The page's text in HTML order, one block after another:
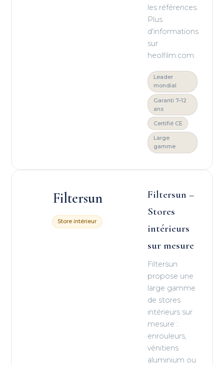
les références.
Plus
d'informations
sur
heolfilm.com.
Leader
mondial
Garanti 7–12
ans
Certifié CE
Large
gamme
Filtersun
Store intérieur
Filtersun –
Stores
intérieurs
sur mesure
Filtersun
propose une
large gamme
de stores
intérieurs sur
mesure :
enrouleurs,
vénitiens
aluminium ou